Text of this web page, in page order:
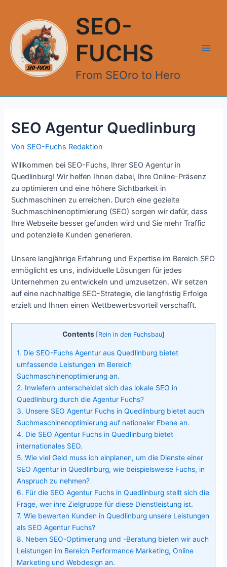
springen
SEO-
FUCHS
From SEOro to Hero
SEO Agentur Quedlinburg
Von SEO-Fuchs Redaktion
Willkommen bei SEO-Fuchs, Ihrer SEO Agentur in
Quedlinburg! Wir helfen Ihnen dabei, Ihre Online-Präsenz
zu optimieren und eine höhere Sichtbarkeit in
Suchmaschinen zu erreichen. Durch eine gezielte
Suchmaschinenoptimierung (SEO) sorgen wir dafür, dass
Ihre Webseite besser gefunden wird und Sie mehr Traffic
und potenzielle Kunden generieren.
Unsere langjährige Erfahrung und Expertise im Bereich SEO
ermöglicht es uns, individuelle Lösungen für jedes
Unternehmen zu entwickeln und umzusetzen. Wir setzen
auf eine nachhaltige SEO-Strategie, die langfristig Erfolge
erzielt und Ihnen einen Wettbewerbsvorteil verschafft.
Contents [Rein in den Fuchsbau]
1. Die SEO-Fuchs Agentur aus Quedlinburg bietet
umfassende Leistungen im Bereich
Suchmaschinenoptimierung an.
2. Inwiefern unterscheidet sich das lokale SEO in
Quedlinburg durch die Agentur Fuchs?
3. Unsere SEO Agentur Fuchs in Quedlinburg bietet auch
Suchmaschinenoptimierung auf nationaler Ebene an.
4. Die SEO Agentur Fuchs in Quedlinburg bietet
internationales SEO.
5. Wie viel Geld muss ich einplanen, um die Dienste einer
SEO Agentur in Quedlinburg, wie beispielsweise Fuchs, in
Anspruch zu nehmen?
6. Für die SEO Agentur Fuchs in Quedlinburg stellt sich die
Frage, wer ihre Zielgruppe für diese Dienstleistung ist.
7. Wie bewerten Kunden in Quedlinburg unsere Leistungen
als SEO Agentur Fuchs?
8. Neben SEO-Optimierung und -Beratung bieten wir auch
Leistungen im Bereich Performance Marketing, Online
Marketing und Webdesign an.